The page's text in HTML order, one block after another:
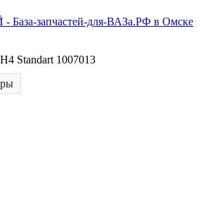
запчастей-для-ВАЗа.РФ в Омске
Standart 1007013